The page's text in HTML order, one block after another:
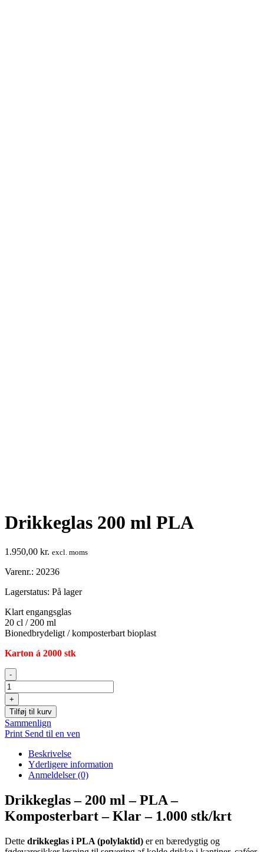
Drikkeglas 200 ml PLA
1.950,00 kr. excl. moms
Varenr.: 20236
Lagerstatus: På lager
Klart engangsglas
20 cl / 200 ml
Bionedbrydeligt / komposterbart bioplast
Karton á 2000 stk
Drikkeglas
200
ml
PLA
antal
-
+
Tilføj til kurv
Sammenlign
Print Send til en ven
Beskrivelse
Yderligere information
Anmeldelser (0)
Drikkeglas – 200 ml – PLA –
Komposterbart – Klar – 1.000 stk/krt
Dette drikkeglas i PLA (polylaktid) er en bæredygtig og